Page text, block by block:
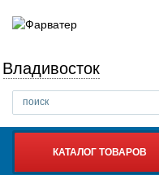
Владивосток
КАТАЛОГ ТОВАРОВ